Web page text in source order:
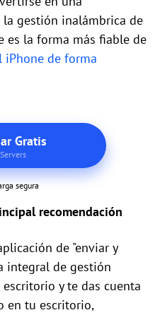
gestión inalámbrica de
es la forma más fiable de
iPhone de forma
Gratis
segura
recomendación
de "enviar y
integral de gestión
y te das cuenta
en tu escritorio,